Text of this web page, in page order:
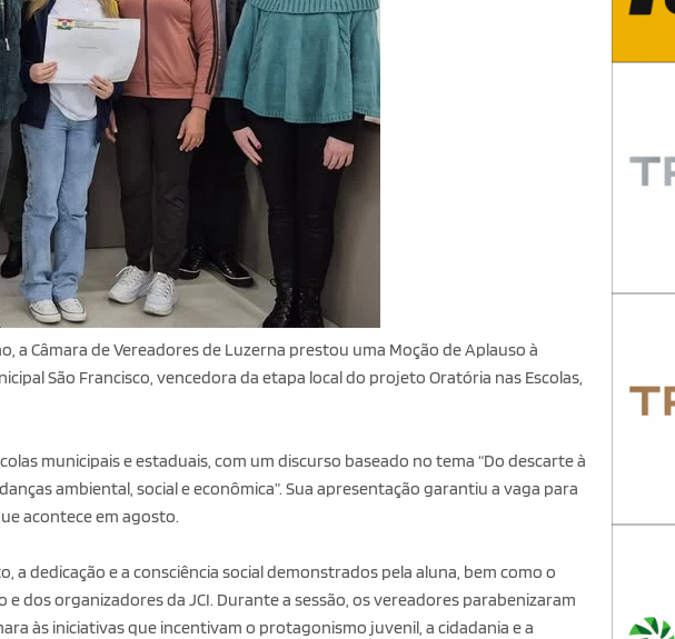
a Câmara de Vereadores de Luzerna prestou uma Moção de Aplauso à
São Francisco, vencedora da etapa local do projeto Oratória nas Escolas,
municipais e estaduais, com um discurso baseado no tema “Do descarte à
ambiental, social e econômica”. Sua apresentação garantiu a vaga para
acontece em agosto.
dedicação e a consciência social demonstrados pela aluna, bem como o
dos organizadores da JCI. Durante a sessão, os vereadores parabenizaram
às iniciativas que incentivam o protagonismo juvenil, a cidadania e a